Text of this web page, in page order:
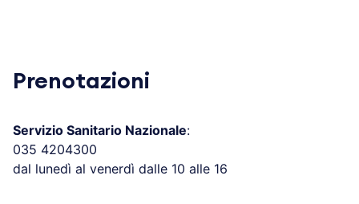
Prenotazioni
Servizio Sanitario Nazionale:
035 4204300
dal lunedì al venerdì dalle 10 alle 16